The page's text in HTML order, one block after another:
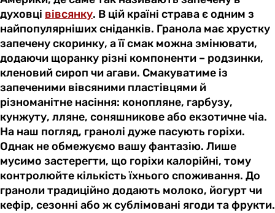
духовці вівсянку. В цій країні страва є одним з
найпопулярніших сніданків. Гранола має хрустку
запечену скоринку, а її смак можна змінювати,
додаючи щоранку різні компоненти – родзинки,
кленовий сироп чи агави. Смакуватиме із
запеченими вівсяними пластівцями й
різноманітне насіння: конопляне, гарбузу,
кунжуту, лляне, соняшникове або екзотичне чіа.
На наш погляд, гранолі дуже пасують горіхи.
Однак не обмежуємо вашу фантазію. Лише
мусимо застерегти, що горіхи калорійні, тому
контролюйте кількість їхнього споживання. До
граноли традиційно додають молоко, йогурт чи
кефір, сезонні або ж сублімовані ягоди та фрукти.